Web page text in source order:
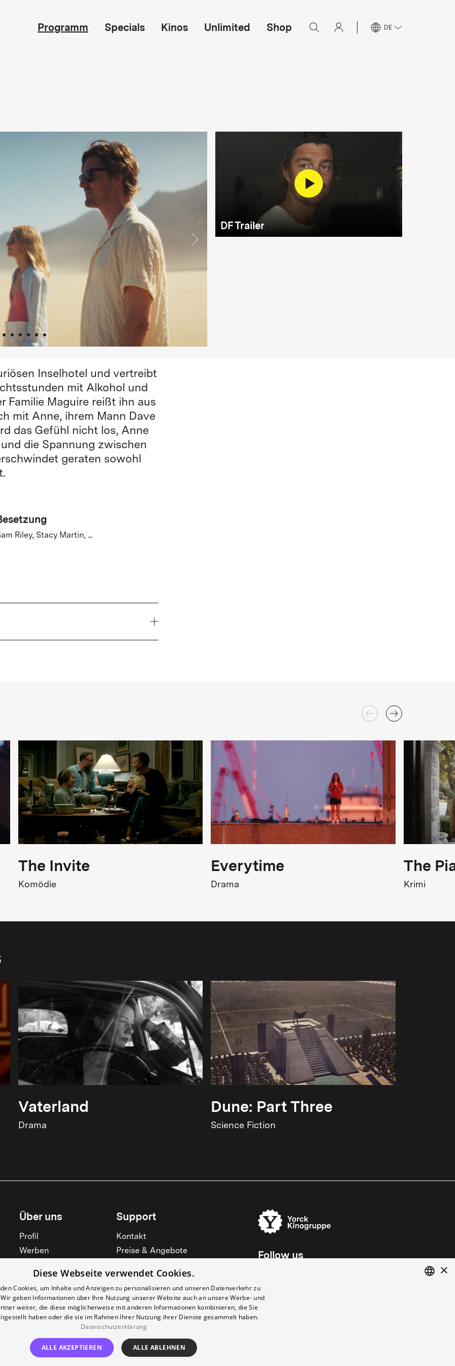
Programm Specials Kinos Unlimited Shop DE
DF Trailer
Inselhotel und vertreibt
mit Alkohol und
Familie Maguire reißt ihn aus
mit Anne, ihrem Mann Dave
das Gefühl nicht los, Anne
die Spannung zwischen
geraten sowohl
Riley, Stacy Martin, ...
Belastende Szenen
Kinostart
The Invite
Komödie
Everytime
Drama
The
Krimi
Vaterland
Drama
Dune: Part Three
Science Fiction
Über uns
Profil
Werben
Jobs
Kino für Schulen
Support
Kontakt
Preise & Angebote
Barrierefreiheit
Widerruf erklären
Alle zeigen
Follow us
×
Diese Webseite verwendet Cookies.
Cookies, um Inhalte und Anzeigen zu personalisieren und unseren Datenverkehr zu
geben Informationen über Ihre Nutzung unserer Website auch an unsere Werbe- und
weiter, die diese möglicherweise mit anderen Informationen kombinieren, die Sie
haben oder die sie im Rahmen Ihrer Nutzung ihrer Dienste gesammelt haben.
Datenschutzerklärung
ALLE AKZEPTIEREN ALLE ABLEHNEN